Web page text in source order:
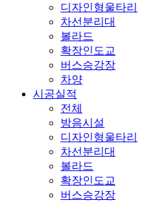
디자인형울타리
차선분리대
볼라드
확장인도교
버스승강장
차양
시공실적
전체
방음시설
디자인형울타리
차선분리대
볼라드
확장인도교
버스승강장